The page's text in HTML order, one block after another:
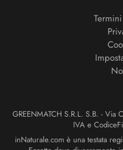
GREENMATCH S.R.L. S.B. - Via
IVA e
inNaturale.com è una testata